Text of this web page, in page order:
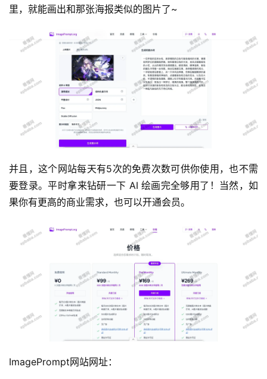
营
产
品
里，就能画出和那张海报类似的图片了~
并且，这个网站每天有5次的免费次数可供你使用，也不需
要登录。平时拿来钻研一下 AI 绘画完全够用了！当然，如
果你有更高的商业需求，也可以开通会员。
ImagePrompt网站网址：